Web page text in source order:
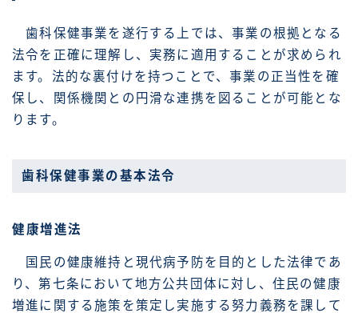
歯科保健事業を遂行する上では、事業の根拠となる
法令を正確に理解し、実務に適用することが求められ
ます。法的な裏付けを持つことで、事業の正当性を確
保し、関係機関との円滑な連携を図ることが可能とな
ります。
歯科保健事業の基本法令
健康増進法
国民の健康維持と現代病予防を目的とした法律であ
り、第七条において地方公共団体に対し、住民の健康
増進に関する施策を策定し実施する努力義務を課して